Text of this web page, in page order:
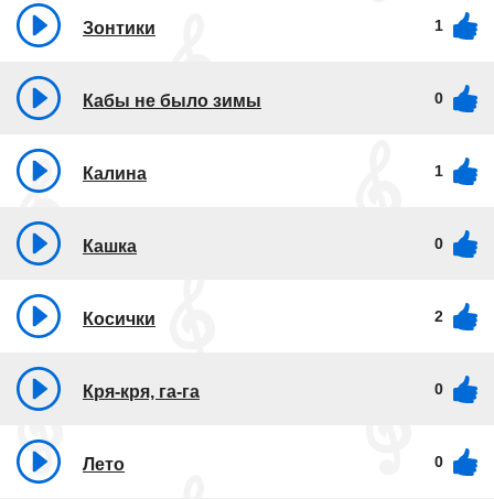
Зонтики 1
Кабы не было зимы 0
Калина 1
Кашка 0
Косички 2
Кря-кря, га-га 0
Лето 0